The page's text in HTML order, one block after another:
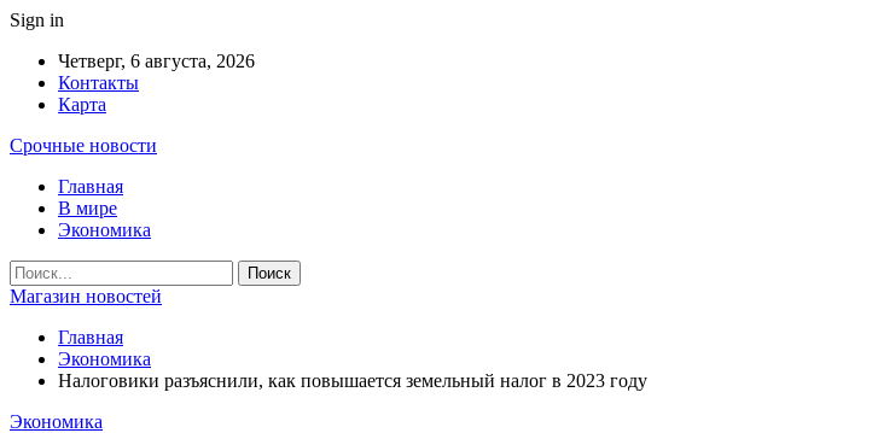
Sign in
Четверг, 6 августа, 2026
Контакты
Карта
Срочные новости
Главная
В мире
Экономика
Магазин новостей
Главная
Экономика
Налоговики разъяснили, как повышается земельный налог в 2023 году
Экономика